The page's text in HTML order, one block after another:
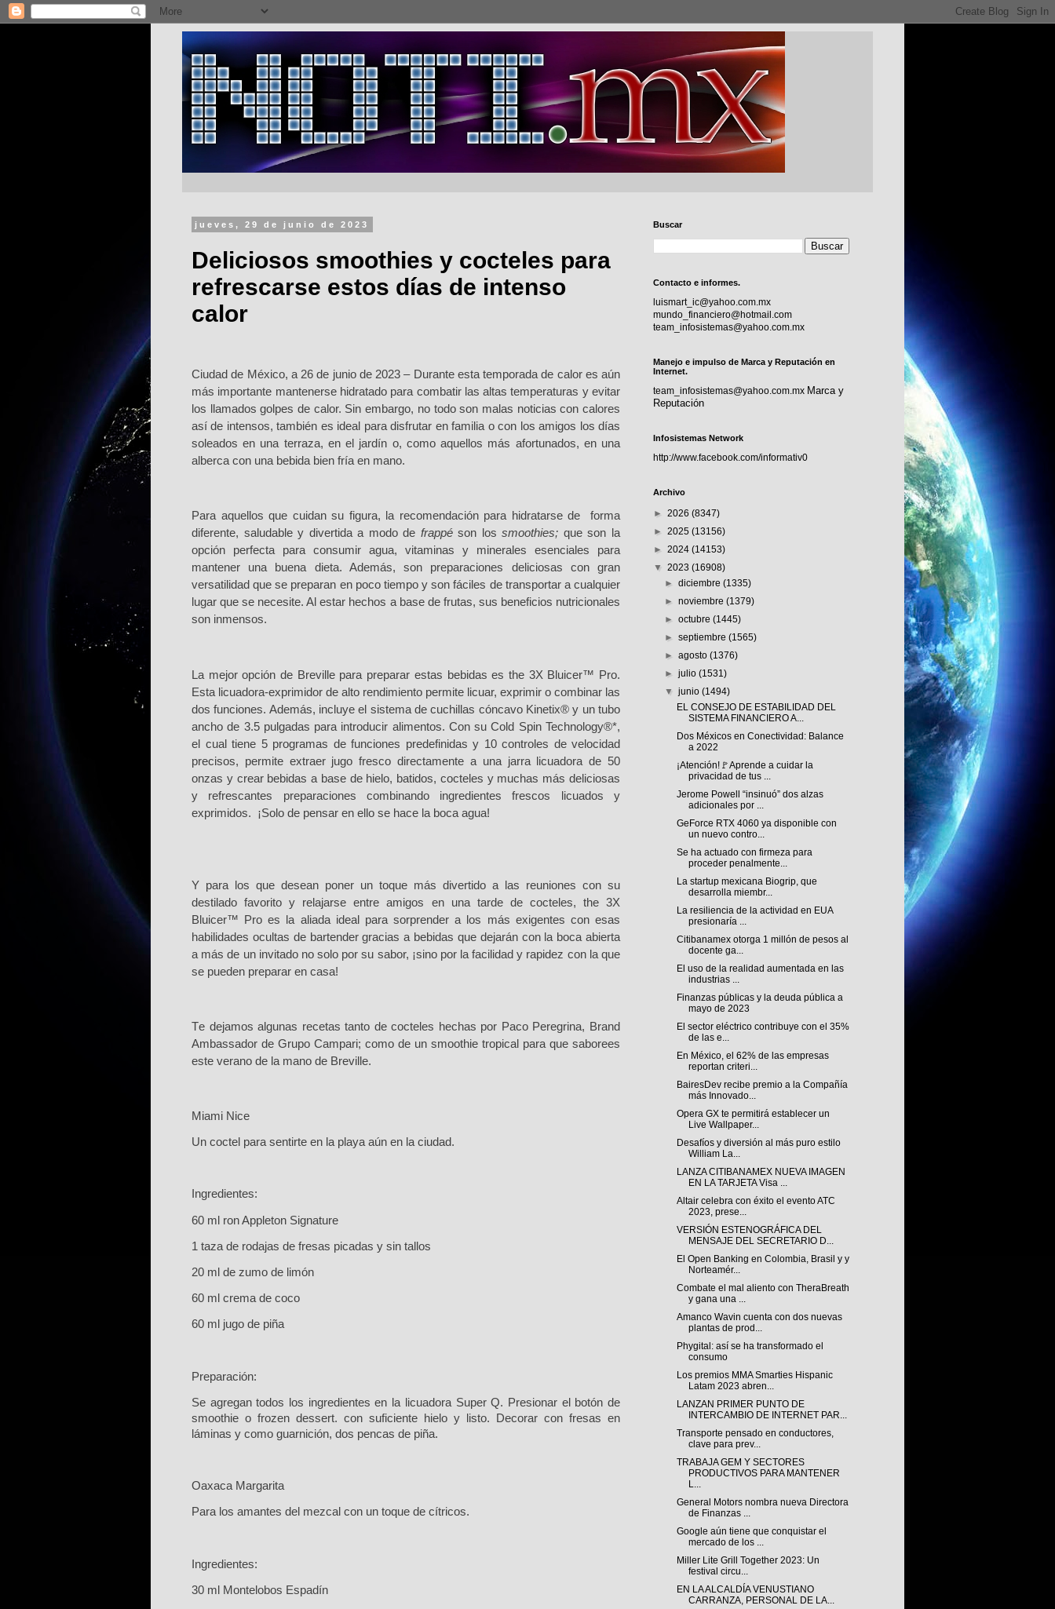
jueves, 29 de junio de 2023
Deliciosos smoothies y cocteles para
refrescarse estos días de intenso
calor
Ciudad de México, a 26 de junio de 2023 – Durante esta temporada de calor es aún
más importante mantenerse hidratado para combatir las altas temperaturas y evitar
los llamados golpes de calor. Sin embargo, no todo son malas noticias con calores
así de intensos, también es ideal para disfrutar en familia o con los amigos los días
soleados en una terraza, en el jardín o, como aquellos más afortunados, en una
alberca con una bebida bien fría en mano.
Para aquellos que cuidan su figura, la recomendación para hidratarse de
forma
diferente, saludable y divertida a modo de frappéson los smoothies; que son la
opción perfecta para consumir agua, vitaminas y minerales esenciales para
mantener una buena dieta. Además, son preparaciones deliciosas con gran
versatilidad que se preparan en poco tiempo y son fáciles de transportar a cualquier
lugar que se necesite. Al estar hechos a base de frutas, sus beneficios nutricionales
son inmensos.
a mejor opción de Breville para preparar estas bebidas es the 3X Bluicer™ Pro.
Esta licuadora-exprimidor de alto rendimiento permite licuar, exprimir o combinar las
dos funciones. Además, incluye el sistema de cuchillas cóncavo Kinetix® y un tubo
ancho de 3.5 pulgadas para introducir alimentos. Con su Cold Spin Technology®*,
el cual tiene 5 programas de funciones predefinidas y 10 controles de velocidad
precisos, permite extraer jugo fresco directamente a una jarra licuadora de 50
onzas y crear bebidas a base de hielo, batidos, cocteles y muchas más deliciosas
y refrescantes preparaciones combinando ingredientes frescos licuados y
exprimidos.
¡Solo de pensar en ello se hace la boca agua!
Y para los que desean poner un toque más divertido a las reuniones con su
destilado favorito y relajarse entre amigos en una tarde de cocteles, the 3X
Bluicer™ Pro es la aliada ideal para sorprender a los más exigentes con esas
habilidades ocultas de bartender gracias a bebidas que dejarán con la boca abierta
a más de un invitado no solo por su sabor, ¡sino por la facilidad y rapidez con la que
se pueden preparar en casa!
Te dejamos algunas recetas tanto de cocteles hechas por Paco Peregrina, Brand
Ambassador de Grupo Campari; como de un smoothie tropical para que saborees
este verano de la mano de Breville.
M iami Nice
Un coctel para sentirte en la playa aún en la ciudad.
ngredientes:
60 ml ron Appleton Signature
1 taza de rodajas de fresas picadas y sin tallos
20 ml de zumo de limón
60 ml crema de coco
60 ml jugo de piña
Preparación:
Se agregan todos los ingredientes en la licuadora Super Q. Presionar el botón de
smoothie o frozen dessert. con suficiente hielo y listo. Decorar con fresas en
láminas y como guarnición, dos pencas de piña.
Oaxaca Margarita
Para los amantes del mezcal con un toque de cítricos.
ngredientes:
30 ml Montelobos Espadín
Buscar
Contacto e informes.
luismart_ic@yahoo.com.mx
mundo_financiero@hotmail.com
team_infosistemas@yahoo.com.mx
Manejo e impulso de Marca y Reputación en
Internet.
team_infosistemas@yahoo.com.mx Marca y
Reputación
Infosistemas Network
http://www.facebook.com/informativ0
Archivo
► 2026 (8347)
► 2025 (13156)
► 2024 (14153)
▼ 2023 (16908)
►diciembre(1335)
►noviembre(1379)
►octubre(1445)
►septiembre(1565)
►agosto(1376)
►julio(1531)
▼junio(1494)
EL CONSEJO DE ESTABILIDAD DEL
SISTEMA FINANCIERO A...
Dos Méxicos en Conectividad: Balance
a 2022
¡Atención!🚩Aprende a cuidar la
privacidad de tus ...
Jerome Powell “insinuó” dos alzas
adicionales por ...
GeForce RTX 4060 ya disponible con
un nuevo contro...
Se ha actuado con firmeza para
proceder penalmente...
La startup mexicana Biogrip, que
desarrolla miembr...
La resiliencia de la actividad en EUA
presionaría ...
Citibanamex otorga 1 millón de pesos al
docente ga...
El uso de la realidad aumentada en las
industrias ...
Finanzas públicas y la deuda pública a
mayo de 2023
El sector eléctrico contribuye con el 35%
de las e...
En México, el 62% de las empresas
reportan criteri...
BairesDev recibe premio a la Compañía
más Innovado...
Opera GX te permitirá establecer un
Live Wallpaper...
Desafíos y diversión al más puro estilo
William La...
LANZA CITIBANAMEX NUEVA IMAGEN
EN LA TARJETA Visa ...
Altair celebra con éxito el evento ATC
2023, prese...
VERSIÓN ESTENOGRÁFICA DEL
MENSAJE DEL SECRETARIO D...
El Open Banking en Colombia, Brasil y y
Norteamér...
Combate el mal aliento con TheraBreath
y gana una ...
Amanco Wavin cuenta con dos nuevas
plantas de prod...
Phygital: así se ha transformado el
consumo
Los premios MMA Smarties Hispanic
Latam 2023 abren...
LANZAN PRIMER PUNTO DE
INTERCAMBIO DE INTERNET PAR...
Transporte pensado en conductores,
clave para prev...
TRABAJA GEM Y SECTORES
PRODUCTIVOS PARA MANTENER
L...
General Motors nombra nueva Directora
de Finanzas ...
Google aún tiene que conquistar el
mercado de los ...
Miller Lite Grill Together 2023: Un
festival circu...
EN LA ALCALDÍA VENUSTIANO
CARRANZA, PERSONAL DE LA...